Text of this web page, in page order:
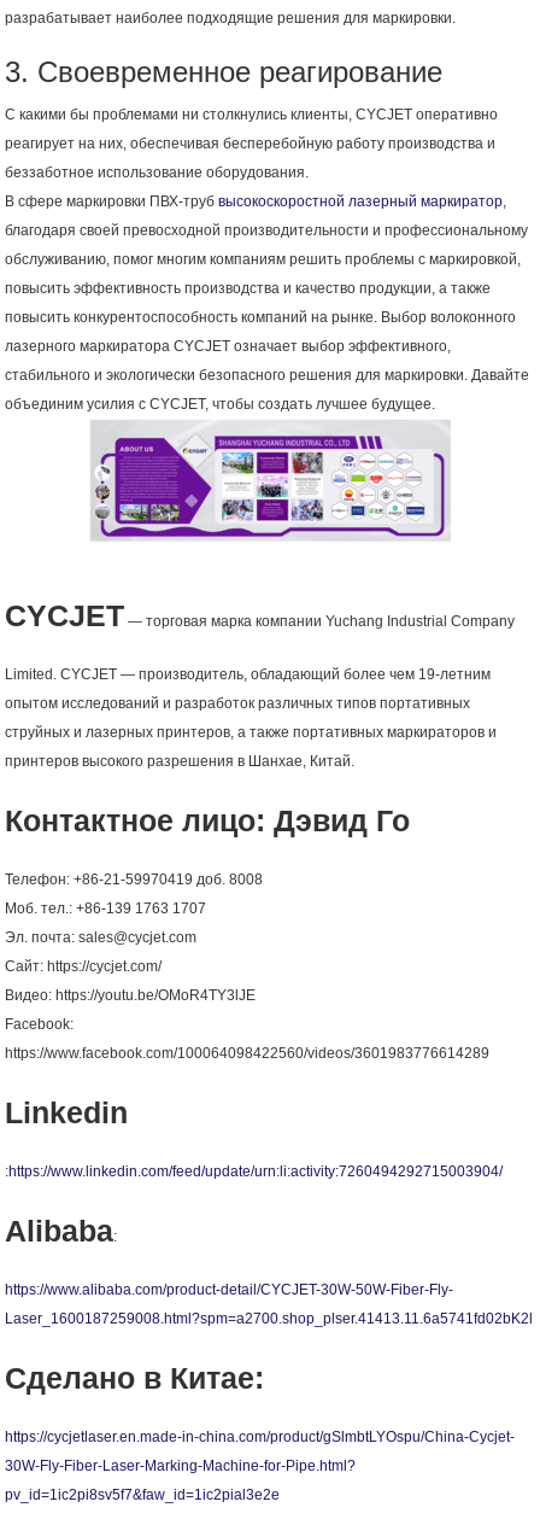
разрабатывает наиболее подходящие решения для маркировки.
3. Своевременное реагирование
С какими бы проблемами ни столкнулись клиенты, CYCJET оперативно
реагирует на них, обеспечивая бесперебойную работу производства и
беззаботное использование оборудования.
В сфере маркировки ПВХ-трубвысокоскоростной лазерный маркиратор,
благодаря своей превосходной производительности и профессиональному
обслуживанию, помог многим компаниям решить проблемы с маркировкой,
повысить эффективность производства и качество продукции, а также
повысить конкурентоспособность компаний на рынке. Выбор волоконного
лазерного маркиратора CYCJET означает выбор эффективного,
стабильного и экологически безопасного решения для маркировки. Давайте
объединим усилия с CYCJET, чтобы создать лучшее будущее.
CYCJET — торговая марка компании Yuchang Industrial Company
Limited. CYCJET — производитель, обладающий более чем 19-летним
опытом исследований и разработок различных типов портативных
струйных и лазерных принтеров, а также портативных маркираторов и
принтеров высокого разрешения в Шанхае, Китай.
Контактное лицо: Дэвид Го
Телефон: +86-21-59970419 доб. 8008
Моб. тел.: +86-139 1763 1707
Эл. почта: sales@cycjet.com
Сайт: https://cycjet.com/
Видео: https://youtu.be/OMoR4TY3lJE
Facebook:
https://www.facebook.com/100064098422560/videos/3601983776614289
Linkedin
:https://www.linkedin.com/feed/update/urn:li:activity:7260494292715003904/
Alibaba:
https://www.alibaba.com/product-detail/CYCJET-30W-50W-Fiber-Fly-
Laser_1600187259008.html?spm=a2700.shop_plser.41413.11.6a5741fd02bK2l
Сделано в Китае:
https://cycjetlaser.en.made-in-china.com/product/gSlmbtLYOspu/China-Cycjet-
30W-Fly-Fiber-Laser-Marking-Machine-for-Pipe.html?
pv_id=1ic2pi8sv5f7&faw_id=1ic2pial3e2e